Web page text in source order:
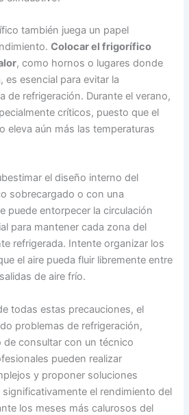
también juega un papel
Colocar el frigorífico
, como hornos o lugares donde
es esencial para evitar la
de refrigeración. Durante el verano,
críticos, puesto que el
eleva aún más las temperaturas
el diseño interno del
sobrecargado o con una
puede entorpecer la circulación
para mantener cada zona del
refrigerada. Intente organizar los
el aire pueda fluir libremente entre
de aire frío.
todas estas precauciones, el
problemas de refrigeración,
de consultar con un técnico
pueden realizar
y proponer soluciones
el rendimiento del
los meses más calurosos del